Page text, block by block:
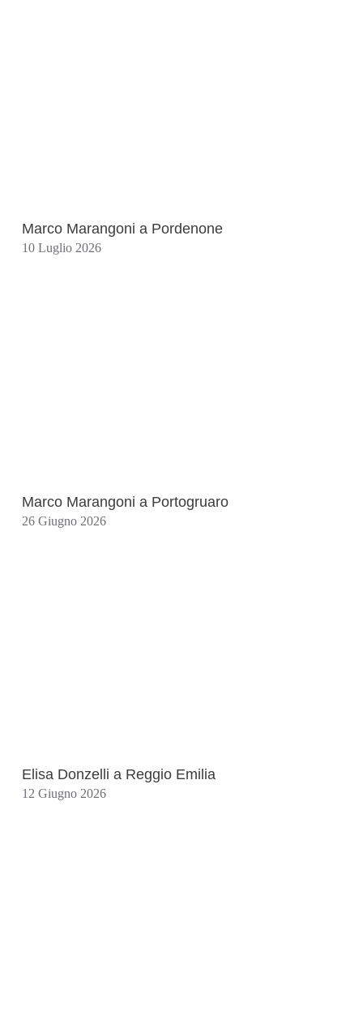
Marco Marangoni a Pordenone
10 Luglio 2026
Marco Marangoni a Portogruaro
26 Giugno 2026
Elisa Donzelli a Reggio Emilia
12 Giugno 2026